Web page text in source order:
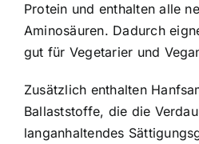
Protein und enthalten alle
Aminosäuren. Dadurch
gut für Vegetarier und
Zusätzlich enthalten
Ballaststoffe, die die
langanhaltendes